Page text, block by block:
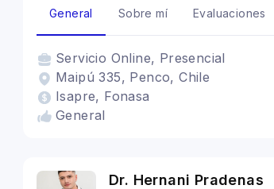
General Sobre mí Evaluaciones
Servicio Online, Presencial
Maipú 335, Penco, Chile
Isapre, Fonasa
General
Dr. Hernani Pradenas